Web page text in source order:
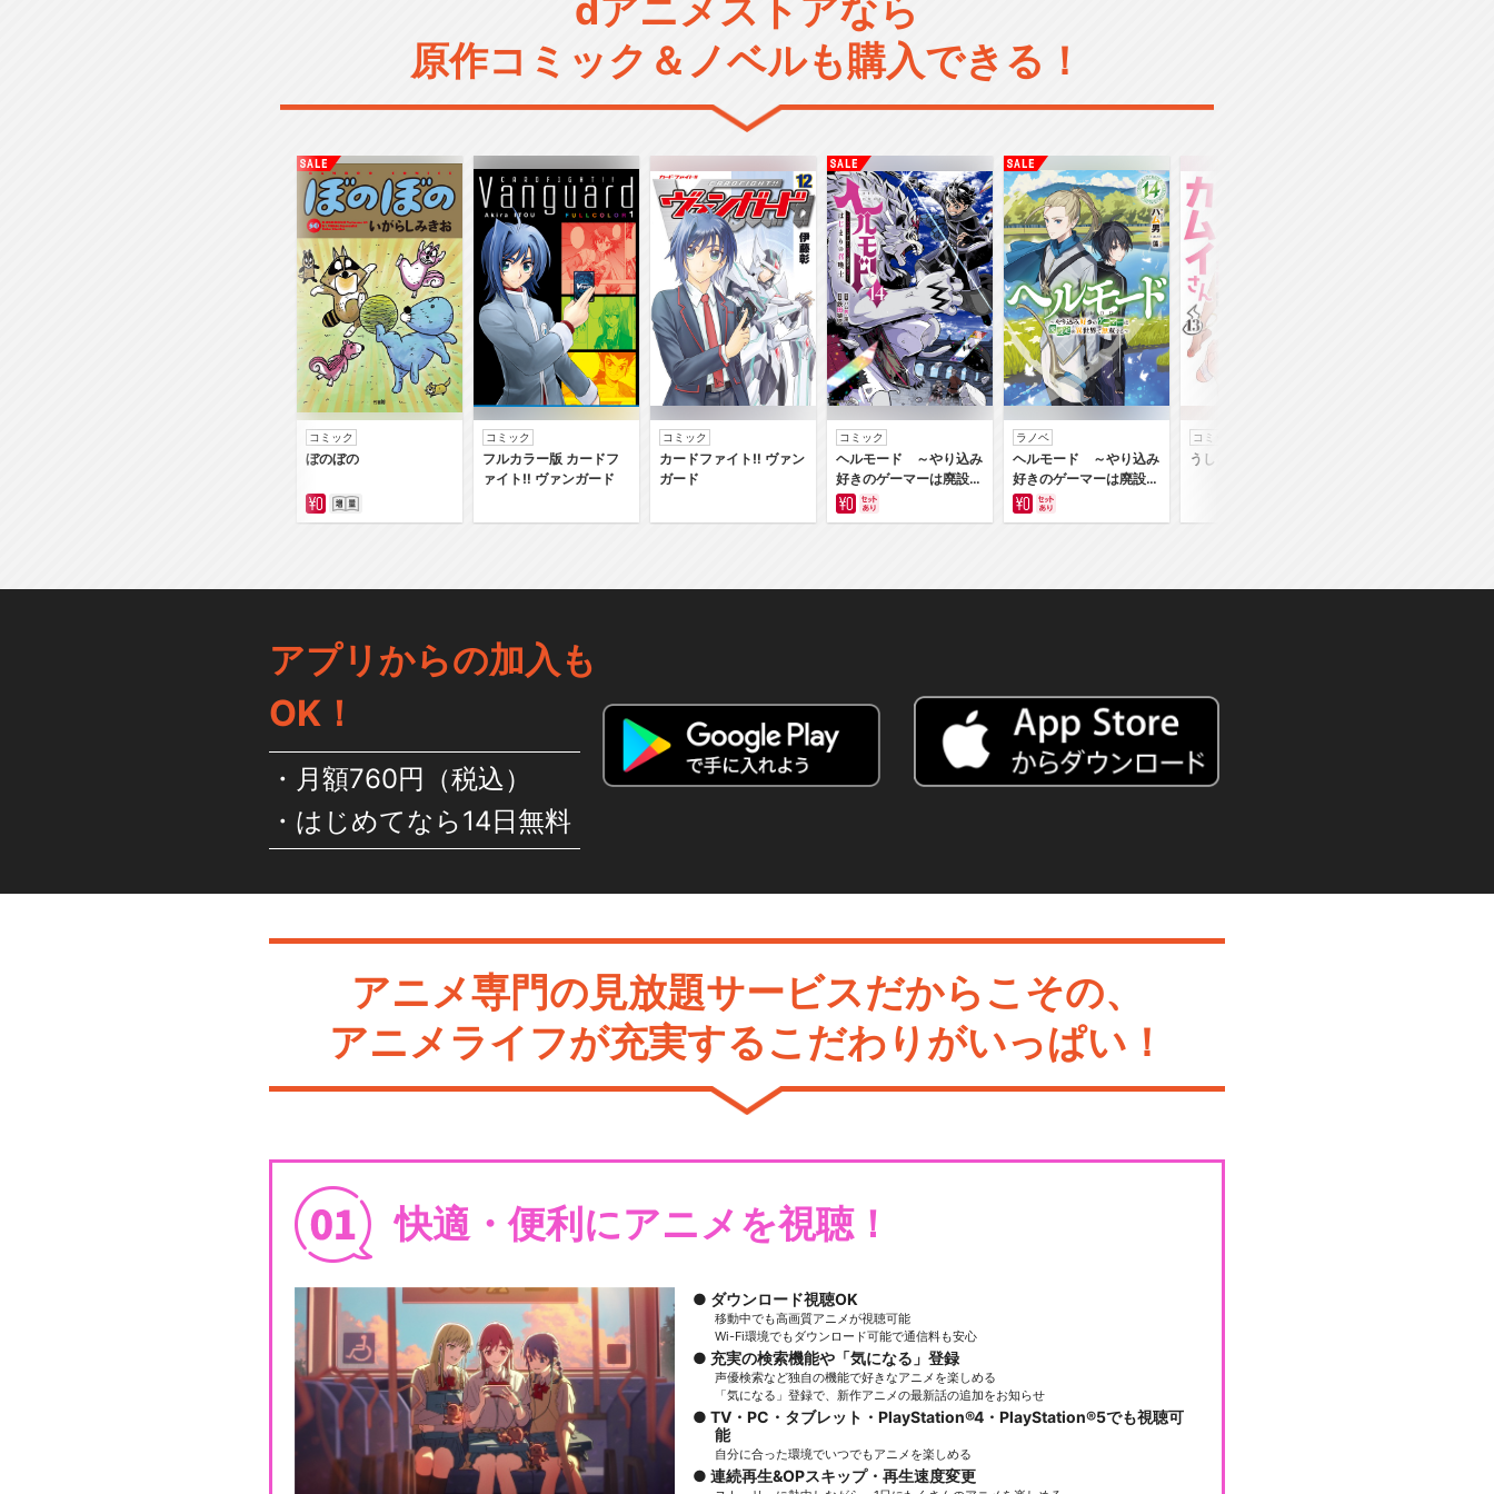
dアニメストアなら
原作コミック＆ノベルも購入できる！
コミック
ぼのぼの
コミック
フルカラー版 カードフ
ァイト‼ ヴァンガード
コミック
カードファイト‼ ヴァン
ガード
コミック
ヘルモード ～やり込み
好きのゲーマーは廃設定
の異世界で無双する～は
じまりの召喚士
ラノベ
ヘルモード ～やり込み
好きのゲーマーは廃設定
の異世界で無双する～
コミック
うしろの正面カムイさん
アプリからの加入も
OK！
月額760円（税込）
はじめてなら14日無料
アニメ専門の見放題サービスだからこその、
アニメライフが充実するこだわりがいっぱい！
快適・便利にアニメを視聴！
ダウンロード視聴OK
移動中でも高画質アニメが視聴可能
Wi-Fi環境でもダウンロード可能で通信料も安心
充実の検索機能や「気になる」登録
声優検索など独自の機能で好きなアニメを楽しめる
「気になる」登録で、新作アニメの最新話の追加をお知らせ
TV・PC・タブレット・PlayStation®4・PlayStation®5でも視聴可
能
自分に合った環境でいつでもアニメを楽しめる
連続再生&OPスキップ・再生速度変更